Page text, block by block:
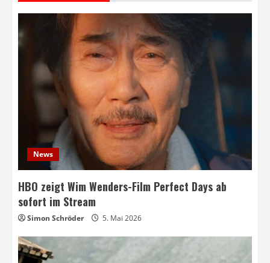
News
HBO zeigt Wim Wenders-Film Perfect Days ab
sofort im Stream
Simon Schröder 5. Mai 2026